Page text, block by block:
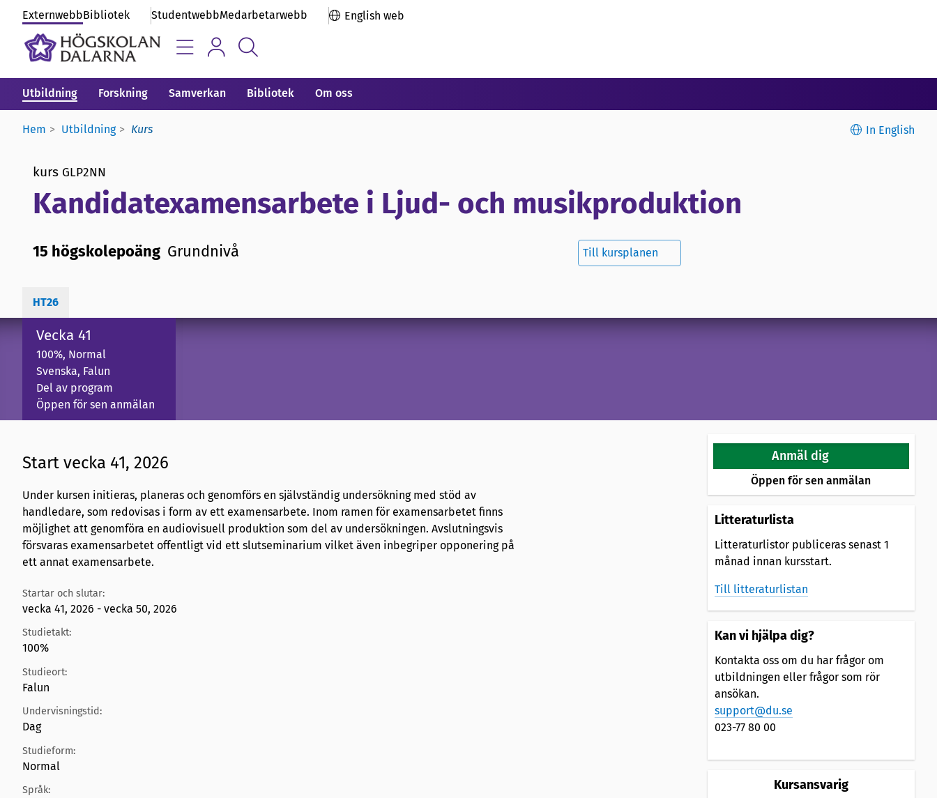
ExternwebbBibliotek StudentwebbMedarbetarwebb English web
Utbildning Forskning Samverkan Bibliotek Om oss
Hem Utbildning Kurs In English
kurs GLP2NN
Kandidatexamensarbete i Ljud- och musikproduktion
15 högskolepoäng Grundnivå Till kursplanen
HT26
Vecka 41
100%, Normal
Svenska, Falun
Del av program
Öppen för sen anmälan
Start vecka 41, 2026
Under kursen initieras, planeras och genomförs en självständig undersökning med stöd av
handledare, som redovisas i form av ett examensarbete. Inom ramen för examensarbetet finns
möjlighet att genomföra en audiovisuell produktion som del av undersökningen. Avslutningsvis
försvaras examensarbetet offentligt vid ett slutseminarium vilket även inbegriper opponering på
ett annat examensarbete.
Startar och slutar:
vecka 41, 2026 - vecka 50, 2026
Studietakt:
100%
Studieort:
Falun
Undervisningstid:
Dag
Studieform:
Normal
Språk:
Anmäl dig
Öppen för sen anmälan
Litteraturlista
Litteraturlistor publiceras senast 1
månad innan kursstart.
Till litteraturlistan
Kan vi hjälpa dig?
Kontakta oss om du har frågor om
utbildningen eller frågor som rör
ansökan.
support@du.se
023-77 80 00
Kursansvarig